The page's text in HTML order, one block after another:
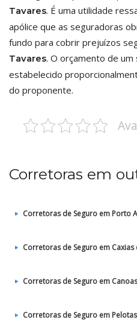
Tavares. É uma utilidade
apólice que as seguradoras
fundo para cobrir prejuízos
Tavares. O orçamento de
estabelecido
do proponente.
Corretoras em
Corretoras de Seguro em Porto
Corretoras de Seguro em Caxias
Corretoras de Seguro em Canoas
Corretoras de Seguro em Pelotas